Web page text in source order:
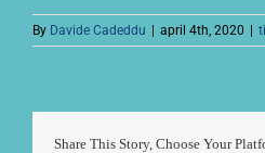
By Davide Cadeddu april 4th, 2020
Share This Story, Choose Your